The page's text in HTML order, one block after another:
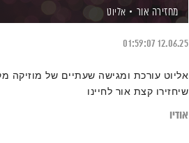
מחזירה אור אליוט
12.06.25
01:59:07
אליוט עורכת ומגישה שעתיים של מוזיקה
שיחזירו קצת אור לחיינו
אודיו